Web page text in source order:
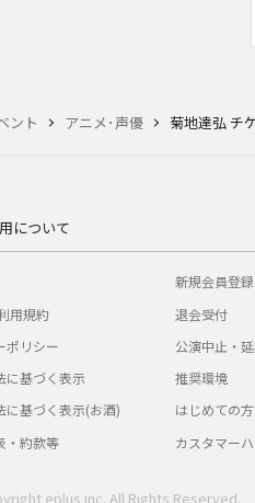
ント アニメ･声優 菊地達弘 チ
について
用規約
ポリシー
に基づく表示
に基づく表示(お酒)
・約款等
新規会員登録
退会受付
公演中止・
推奨環境
はじめての
カスタマー
eplus inc. All Rights Reserved.